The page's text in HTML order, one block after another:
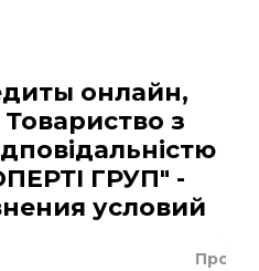
онлайн,
з
ГРУП" -
условий